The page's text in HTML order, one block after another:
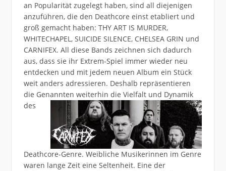
an Popularität zugelegt haben, sind all diejenigen
anzuführen, die den Deathcore einst etabliert und
groß gemacht haben: THY ART IS MURDER,
WHITECHAPEL, SUICIDE SILENCE, CHELSEA GRIN und
CARNIFEX. All diese Bands zeichnen sich dadurch
aus, dass sie ihr Extrem-Spiel immer wieder neu
entdecken und mit jedem neuen Album ein Stück
weit anders adressieren. Deshalb repräsentieren
die Genannten weiterhin die Vielfalt und Dynamik
des
Deathcore-Genre. Weibliche Musikerinnen im Genre
waren lange Zeit eine Seltenheit. Eine der